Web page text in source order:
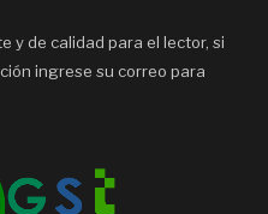
y de calidad para el lector, si
ingrese su correo para